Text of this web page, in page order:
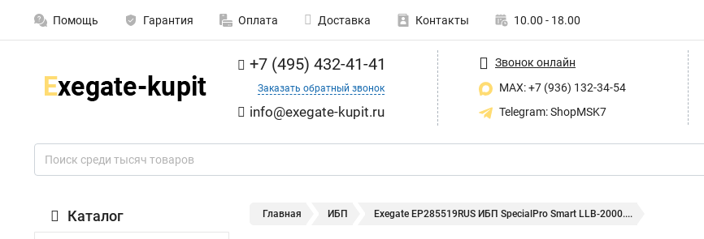
Помощь Гарантия Оплата Доставка Контакты 10.00 - 18.00
+7 (495) 432-41-41
Заказать обратный звонок
info@exegate-kupit.ru
Звонок онлайн
MAX: +7 (936) 132-34-54
Telegram: ShopMSK7
Каталог Главная ИБП Exegate EP285519RUS ИБП SpecialPro Smart LLB-2000....